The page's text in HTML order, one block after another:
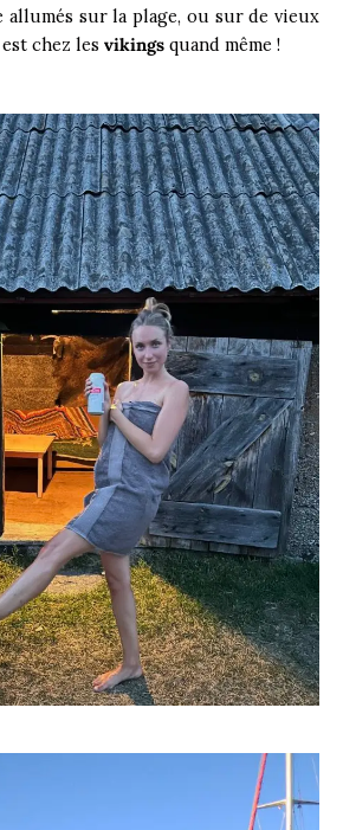
sur la plage, ou sur de vieux
chez les vikings quand même !